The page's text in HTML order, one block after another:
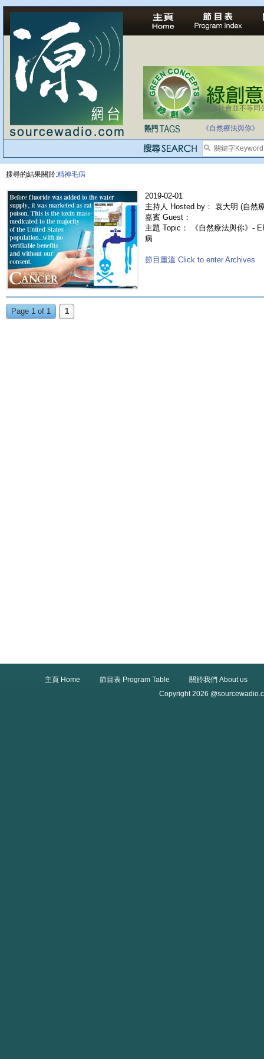
法治社會並不等同
《自然療法與你》
搜尋的結果關於:精神毛病
2019-02-01
主持人 Hosted by： 袁大明 (自然
嘉賓 Guest：
主題 Topic： 《自然療法與你》-
病
節目重溫 Click to enter Archives
Page 1 of 1 1
主頁 Home 節目表 Program Table
關於我們 About us
Copyright 2026